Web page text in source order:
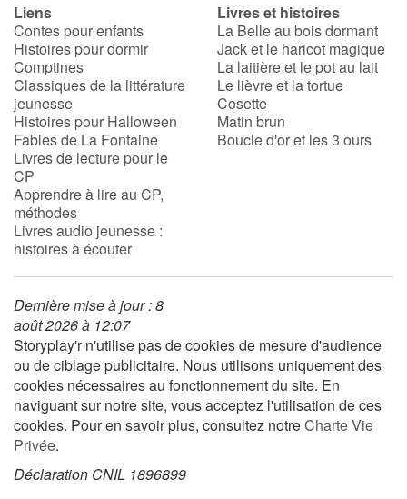
Liens
Contes pour enfants
Histoires pour dormir
Comptines
Classiques de la littérature
jeunesse
Histoires pour Halloween
Fables de La Fontaine
Livres de lecture pour le
CP
Apprendre à lire au CP,
méthodes
Livres audio jeunesse :
histoires à écouter
Livres et histoires
La Belle au bois dormant
Jack et le haricot magique
La laitière et le pot au lait
Le lièvre et la tortue
Cosette
Matin brun
Boucle d'or et les 3 ours
Dernière mise à jour : 8
août 2026 à 12:07
Storyplay'r n'utilise pas de cookies de mesure d'audience
ou de ciblage publicitaire. Nous utilisons uniquement des
cookies nécessaires au fonctionnement du site. En
naviguant sur notre site, vous acceptez l'utilisation de ces
cookies. Pour en savoir plus, consultez notreCharte Vie
Privée.
Déclaration CNIL 1896899